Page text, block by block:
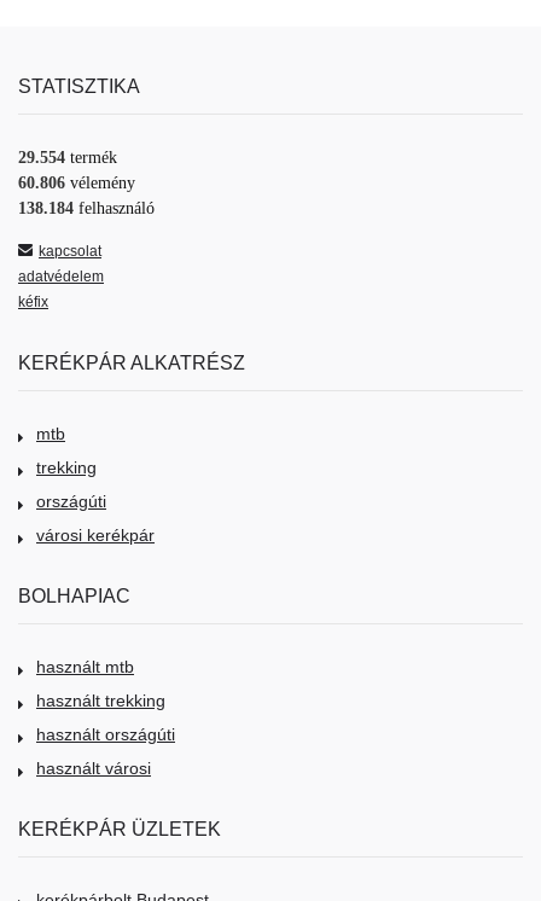
STATISZTIKA
29.554 termék
60.806 vélemény
138.184 felhasználó
kapcsolat
adatvédelem
kéfix
KERÉKPÁR ALKATRÉSZ
mtb
trekking
országúti
városi kerékpár
BOLHAPIAC
használt mtb
használt trekking
használt országúti
használt városi
KERÉKPÁR ÜZLETEK